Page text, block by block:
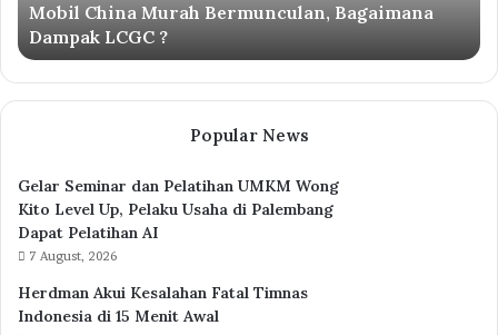
Mobil China Murah Bermunculan, Bagaimana
Dampak LCGC ?
Popular News
Gelar Seminar dan Pelatihan UMKM Wong
Kito Level Up, Pelaku Usaha di Palembang
Dapat Pelatihan AI
7 August, 2026
Herdman Akui Kesalahan Fatal Timnas
Indonesia di 15 Menit Awal